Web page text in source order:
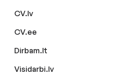
CV.lv
CV.ee
Dirbam.lt
Visidarbi.lv